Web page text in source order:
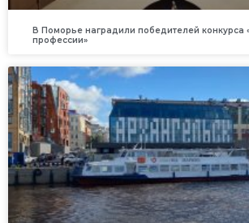
В Поморье наградили победителей конкурса
профессии»